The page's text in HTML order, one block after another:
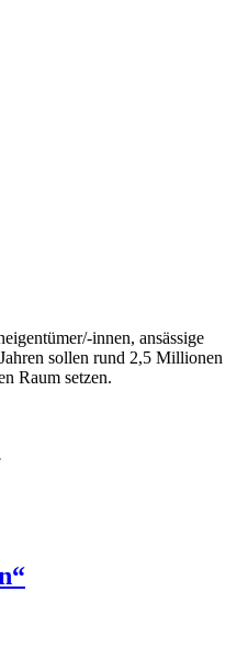
innen, ansässige
sollen rund 2,5 Millionen
Raum setzen.